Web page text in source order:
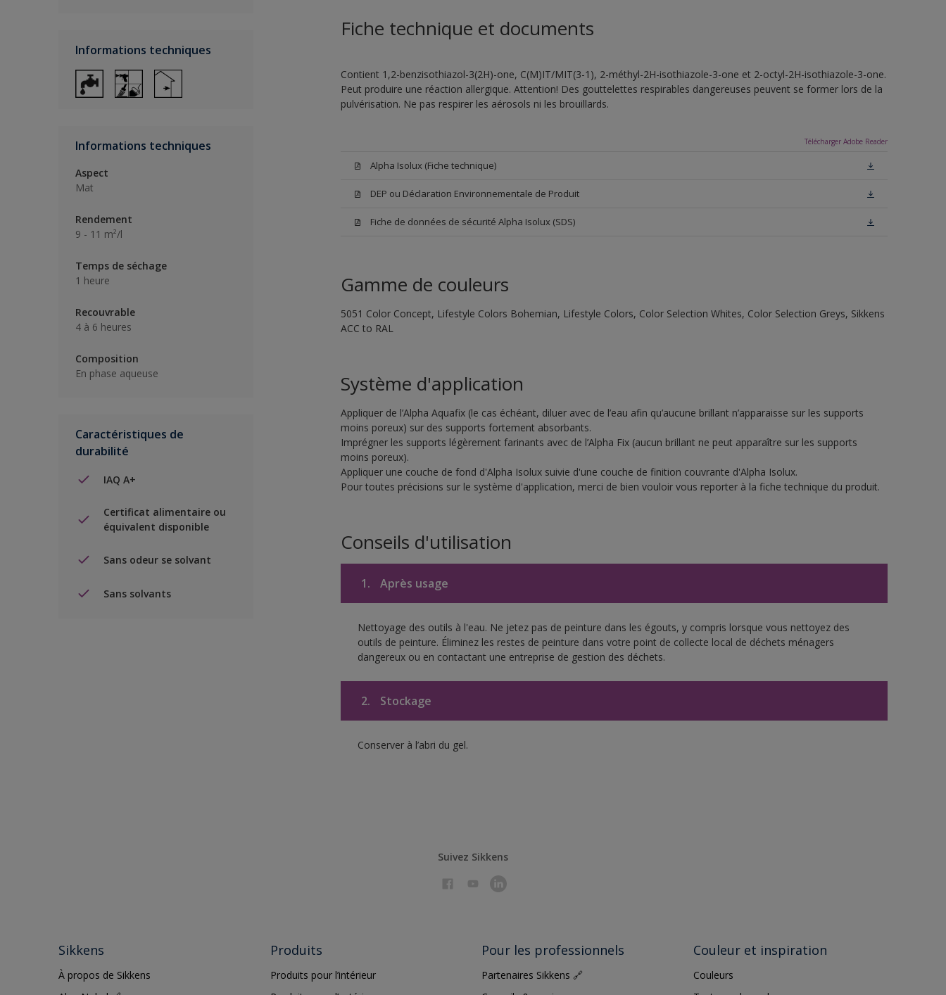
Informations techniques
Informations techniques
Aspect
Mat
Rendement
9 - 11 m²/l
Temps de séchage
1 heure
Recouvrable
4 à 6 heures
Composition
En phase aqueuse
Caractéristiques de
durabilité
IAQ A+
Certificat alimentaire ou
équivalent disponible
Sans odeur se solvant
Sans solvants
Fiche technique et documents
Contient 1,2-benzisothiazol-3(2H)-one, C(M)IT/MIT(3-1), 2-méthyl-2H-isothiazole-3-one et 2-octyl-2H-isothiazole-3-one.
Peut produire une réaction allergique. Attention! Des gouttelettes respirables dangereuses peuvent se former lors de la
pulvérisation. Ne pas respirer les aérosols ni les brouillards.
Télécharger Adobe Reader
Alpha Isolux (Fiche technique)
DEP ou Déclaration Environnementale de Produit
Fiche de données de sécurité Alpha Isolux (SDS)
Gamme de couleurs
5051 Color Concept, Lifestyle Colors Bohemian, Lifestyle Colors, Color Selection Whites, Color Selection Greys, Sikkens
ACC to RAL
Système d'application
Appliquer de l’Alpha Aquafix (le cas échéant, diluer avec de l’eau afin qu’aucune brillant n’apparaisse sur les supports
moins poreux) sur des supports fortement absorbants.
Imprégner les supports légèrement farinants avec de l’Alpha Fix (aucun brillant ne peut apparaître sur les supports
moins poreux).
Appliquer une couche de fond d'Alpha Isolux suivie d'une couche de finition couvrante d'Alpha Isolux.
Pour toutes précisions sur le système d'application, merci de bien vouloir vous reporter à la fiche technique du produit.
Conseils d'utilisation
1. Après usage
Nettoyage des outils à l'eau. Ne jetez pas de peinture dans les égouts, y compris lorsque vous nettoyez des
outils de peinture. Éliminez les restes de peinture dans votre point de collecte local de déchets ménagers
dangereux ou en contactant une entreprise de gestion des déchets.
2. Stockage
Conserver à l’abri du gel.
Suivez Sikkens
Sikkens
À propos de Sikkens
Produits
Produits pour l’intérieur
Pour les professionnels
Partenaires Sikkens 🔗
Couleur et inspiration
Couleurs